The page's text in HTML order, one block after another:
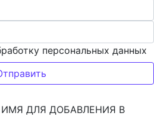
персональных данных
ДЛЯ ДОБАВЛЕНИЯ В